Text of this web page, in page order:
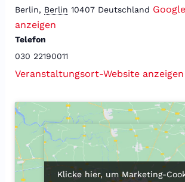
Berlin, Berlin 10407 Deutschland
anzeigen
Telefon
030 22190011
Veranstaltungsort-Website anzeigen
Klicke hier, um Marketing-
Klicke hier, um Marketing-